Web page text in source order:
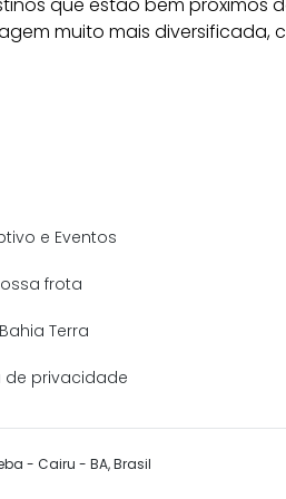
que estão bem próximos
muito mais diversificada,
e Eventos
frota
Terra
de privacidade
- Cairu - BA, Brasil